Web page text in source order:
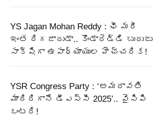
YS Jagan Mohan Reddy : ఛీ మరీ
ఇంత దిగజారుడా.. కొండారెడ్డి బురుజు
సాక్షిగా ఉపాధ్యాయుల హెచ్చరిక!
YSR Congress Party : ‘అమరావతి
మాదిరిగానే డీఎస్సీ 2025’.. వైసిపి
ఒంటరి!